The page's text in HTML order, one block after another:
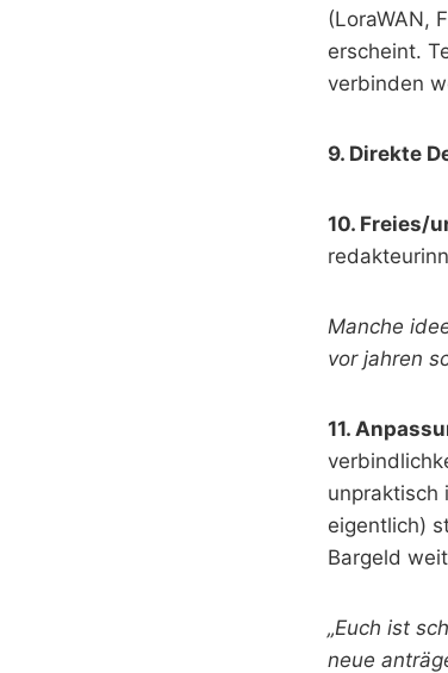
(LoraWAN,
erscheint.
verbinden
9. Direkte
10. Freies/
Manche
vor jahren
11.
unpraktisch
eigentlich)
Bargeld
„Euch ist
neue